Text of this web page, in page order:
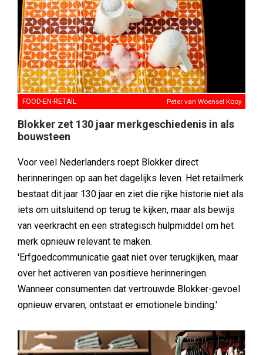
FOOD-EN-RETAIL Peter van Woensel Kooy
Blokker zet 130 jaar merkgeschiedenis in als
bouwsteen
Voor veel Nederlanders roept Blokker direct
herinneringen op aan het dagelijks leven. Het retailmerk
bestaat dit jaar 130 jaar en ziet die rijke historie niet als
iets om uitsluitend op terug te kijken, maar als bewijs
van veerkracht en een strategisch hulpmiddel om het
merk opnieuw relevant te maken.
'Erfgoedcommunicatie gaat niet over terugkijken, maar
over het activeren van positieve herinneringen.
Wanneer consumenten dat vertrouwde Blokker-gevoel
opnieuw ervaren, ontstaat er emotionele binding.'